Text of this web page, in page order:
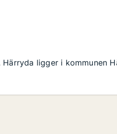
ligger i kommunen